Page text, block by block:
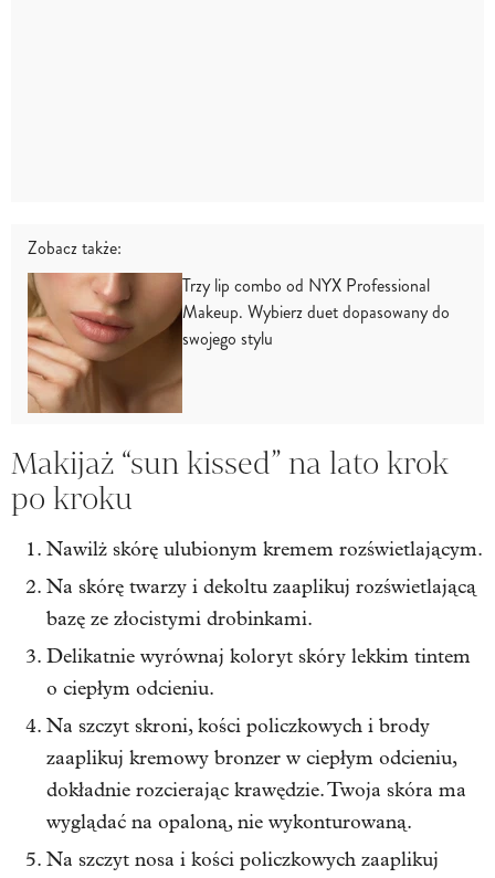
Zobacz także:
Trzy lip combo od NYX Professional
Makeup. Wybierz duet dopasowany do
swojego stylu
Makijaż “sun kissed” na lato krok
po kroku
Nawilż skórę ulubionym kremem rozświetlającym.
Na skórę twarzy i dekoltu zaaplikuj rozświetlającą
bazę ze złocistymi drobinkami.
Delikatnie wyrównaj koloryt skóry lekkim tintem
o ciepłym odcieniu.
Na szczyt skroni, kości policzkowych i brody
zaaplikuj kremowy bronzer w ciepłym odcieniu,
dokładnie rozcierając krawędzie. Twoja skóra ma
wyglądać na opaloną, nie wykonturowaną.
Na szczyt nosa i kości policzkowych zaaplikuj